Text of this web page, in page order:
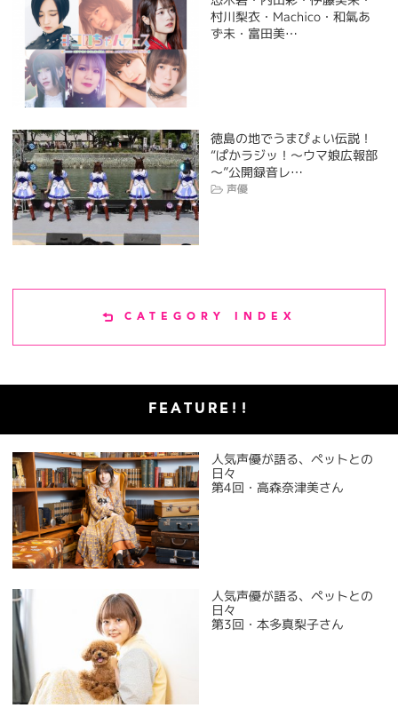
村川梨衣・Machico・和氣あ
ず未・富田美…
徳島の地でうまぴょい伝説！
“ぱかラジッ！～ウマ娘広報部
～”公開録音レ…
声優
CATEGORY INDEX
FEATURE!!
人気声優が語る、ペットとの
日々
第4回・高森奈津美さん
人気声優が語る、ペットとの
日々
第3回・本多真梨子さん